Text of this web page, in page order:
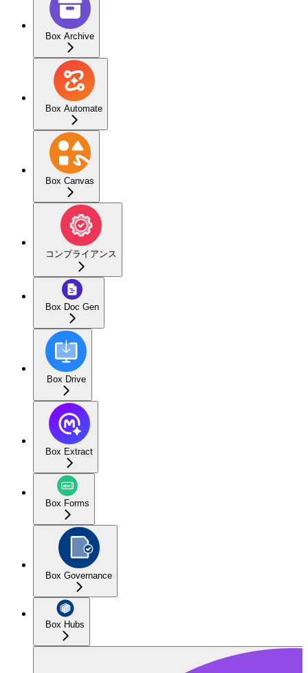
Box Archive
Box Automate
Box Canvas
コンプライアンス
Box Doc Gen
Box Drive
Box Extract
Box Forms
Box Governance
Box Hubs